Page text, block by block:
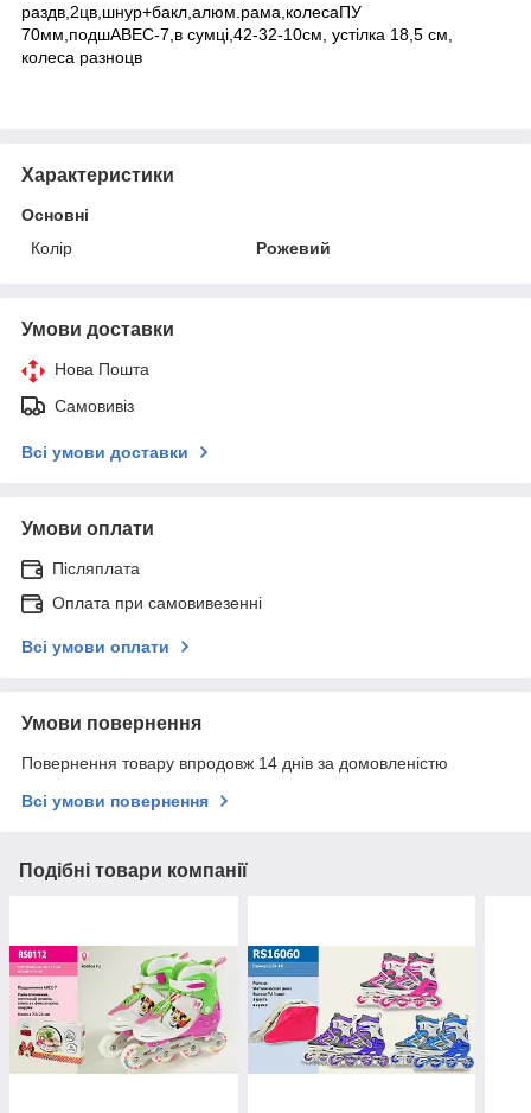
раздв,2цв,шнур+бакл,алюм.рама,колесаПУ
70мм,подшАВЕС-7,в сумці,42-32-10см, устілка 18,5 см,
колеса разноцв
Характеристики
Основні
Колір
Рожевий
Умови доставки
Нова Пошта
Самовивіз
Всі умови доставки
Умови оплати
Післяплата
Оплата при самовивезенні
Всі умови оплати
Умови повернення
Повернення товару впродовж 14 днів за домовленістю
Всі умови повернення
Подібні товари компанії